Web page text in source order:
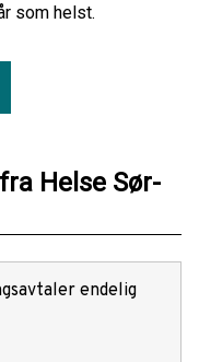
som helst.
Helse Sør-
endelig